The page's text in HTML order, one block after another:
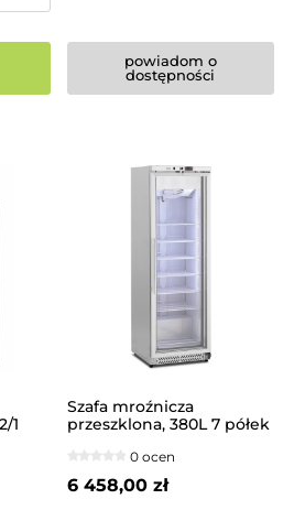
powiadom o
dostępności
1
Szafa mroźnicza
przeszklona, 380L 7 półek
0 ocen
6 458,00 zł